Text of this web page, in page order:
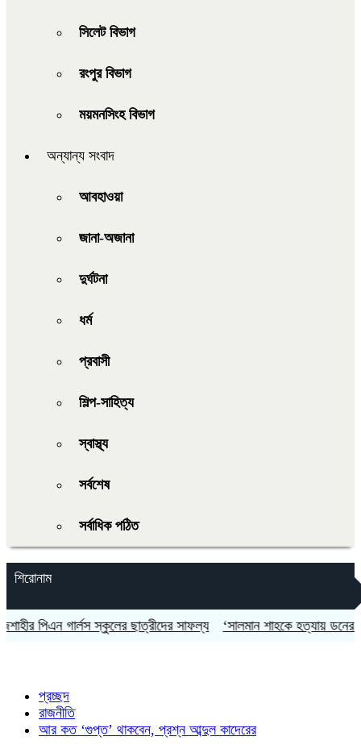
সিলেট বিভাগ
রংপুর বিভাগ
ময়মনসিংহ বিভাগ
অন্যান্য সংবাদ
আবহাওয়া
জানা-অজানা
দুর্ঘটনা
ধর্ম
প্রবাসী
শিল্প-সাহিত্য
স্বাস্থ্য
সর্বশেষ
সর্বাধিক পঠিত
শিরোনাম
গার্লস স্কুলের ছাত্রীদের সাফল্য ‘সালমান শাহকে হত্যায় ডনের সঙ্গে ১২
প্রচ্ছদ
রাজনীতি
আর কত ‘গুপ্ত’ থাকবেন, প্রশ্ন আব্দুল কাদেরের